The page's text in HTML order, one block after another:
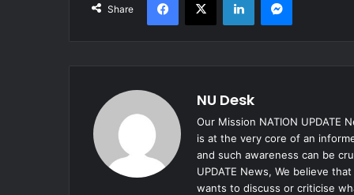
Share
NU Desk
Our Mission NATION UPDATE
is at the very core of an
and such awareness can be
UPDATE News, We believe
wants to discuss or criticise